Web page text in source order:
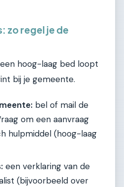
zo regel je de
hoog-laag bed loopt
bij je gemeente.
bel of mail de
om een aanvraag
hulpmiddel (hoog-laag
een verklaring van de
(bijvoorbeeld over